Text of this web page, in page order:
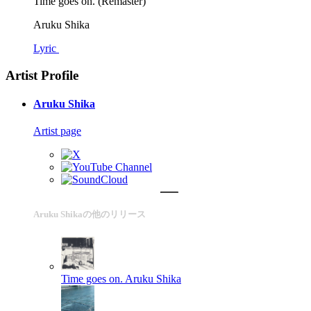
Aruku Shika
Lyric
Artist Profile
Aruku Shika
Artist page
Aruku Shikaの他のリリース
Time goes on. Aruku Shika